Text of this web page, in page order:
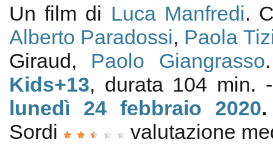
Un film di Luca Manfredi.
Alberto Paradossi, Paola
Giraud, Paolo Giangrasso
Kids+13, durata 104 min.
lunedì 24 febbraio 2020
Sordi
valutazione